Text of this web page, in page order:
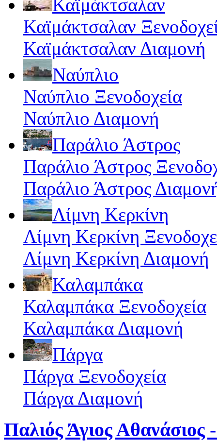
Καϊμάκτσαλαν
Καϊμάκτσαλαν
Καϊμάκτσαλαν Διαμονή
Ναύπλιο
Ναύπλιο Ξενοδοχεία
Ναύπλιο Διαμονή
Παράλιο Άστρος
Παράλιο Άστρος
Παράλιο Άστρος
Λίμνη Κερκίνη
Λίμνη Κερκίνη
Λίμνη Κερκίνη Διαμονή
Καλαμπάκα
Καλαμπάκα Ξενοδοχεία
Καλαμπάκα Διαμονή
Πάργα
Πάργα Ξενοδοχεία
Πάργα Διαμονή
Παλιός Άγιος Αθανάσιος